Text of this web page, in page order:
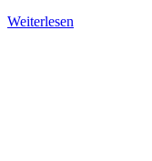
Weiterlesen